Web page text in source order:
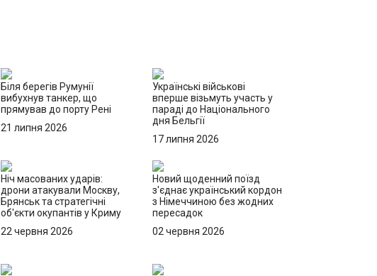
Біля берегів Румунії
вибухнув танкер, що
прямував до порту Рені
21 липня 2026
Українські військові
вперше візьмуть участь у
параді до Національного
дня Бельгії
17 липня 2026
Ніч масованих ударів:
дрони атакували Москву,
Брянськ та стратегічні
об'єкти окупантів у Криму
22 червня 2026
Новий щоденний поїзд
з'єднає український кордон
з Німеччиною без жодних
пересадок
02 червня 2026